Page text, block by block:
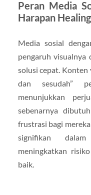
Peran Media
Harapan Healing
Media sosial
pengaruh visualnya
solusi cepat. Konten
dan sesudah”
menunjukkan
sebenarnya
frustrasi bagi
signifikan
meningkatkan
baik.